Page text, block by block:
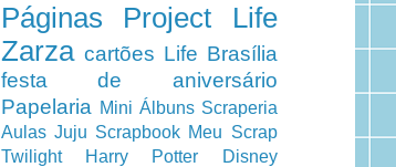
Páginas
Project Life
Zarza cartões Life Brasília
festa de aniversário
Papelaria Mini Álbuns Scraperia
Aulas Juju Scrapbook Meu Scrap
Twilight
Harry Potter
Disney